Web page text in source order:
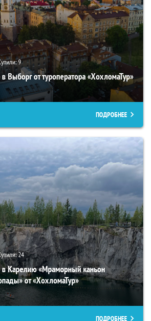
9
Выборг от туроператора «ХохломаТур»
ПОДРОБНЕЕ
24
в Карелию «Мраморный каньон
от «ХохломаТур»
ПОДРОБНЕЕ